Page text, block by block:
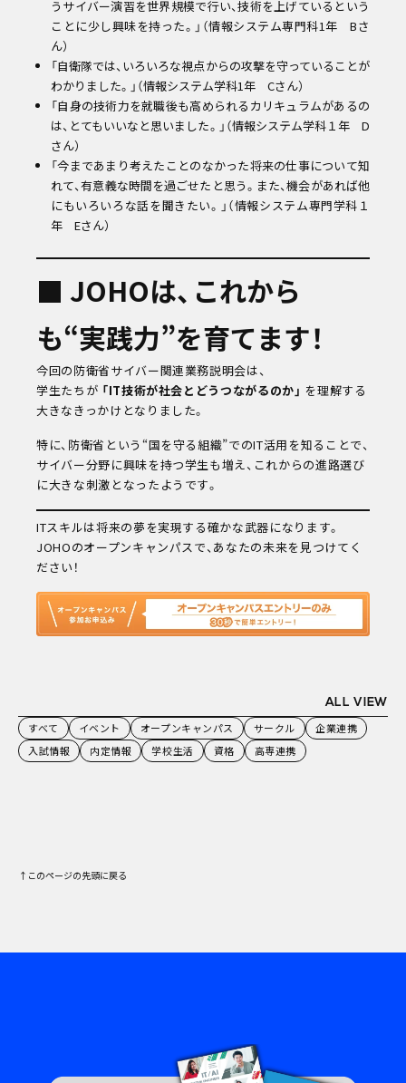
うサイバー演習を世界規模で行い、技術を上げているという
ことに少し興味を持った。」（情報システム専門科1年 Bさ
ん）
「自衛隊では、いろいろな視点からの攻撃を守っていることが
わかりました。」（情報システム学科1年 Cさん）
「自身の技術力を就職後も高められるカリキュラムがあるの
は、とてもいいなと思いました。」（情報システム学科１年 D
さん）
「今まであまり考えたことのなかった将来の仕事について知
れて、有意義な時間を過ごせたと思う。また、機会があれば他
にもいろいろな話を聞きたい。」（情報システム専門学科１
年 Eさん）
■ JOHOは、これから
も“実践力”を育てます！
今回の防衛省サイバー関連業務説明会は、
学生たちが 「IT技術が社会とどうつながるのか」 を理解する
大きなきっかけとなりました。
特に、防衛省という“国を守る組織”でのIT活用を知ることで、
サイバー分野に興味を持つ学生も増え、これからの進路選び
に大きな刺激となったようです。
ITスキルは将来の夢を実現する確かな武器になります。
JOHOのオープンキャンパスで、あなたの未来を見つけてく
ださい！
ALL VIEW
すべて イベント オープンキャンパス サークル
企業連携
入試情報
内定情報 学校生活 資格 高専連携
↑このページの先頭に戻る